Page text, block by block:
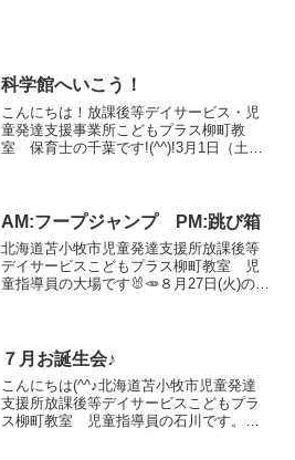
科学館へいこう！
こんにちは！放課後等デイサービス・児
童発達支援事業所こどもプラス柳町教
室 保育士の千葉です!(^^)!3月1日（土）
を入れ続けると音...
AM:フープジャンプ PM:跳び箱
北海道苫小牧市児童発達支援所放課後等
デイサービスこどもプラス柳町教室 児
童指導員の大場です🐰🥕８月27日(火)の集
ごしていま...
７月お誕生会♪
こんにちは(^^♪北海道苫小牧市児童発達
支援所放課後等デイサービスこどもプラ
ス柳町教室 児童指導員の石川です。昨